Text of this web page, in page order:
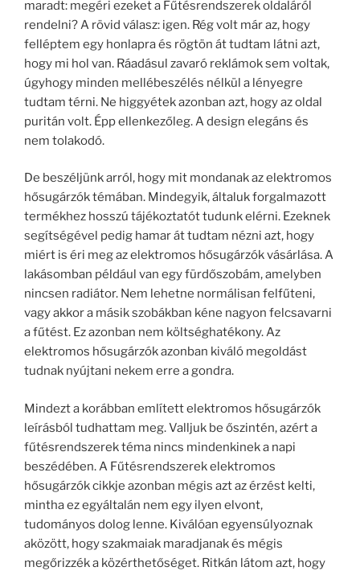
maradt: megéri ezeket a Fűtésrendszerek oldaláról
rendelni? A rövid válasz: igen. Rég volt már az, hogy
felléptem egy honlapra és rögtön át tudtam látni azt,
hogy mi hol van. Ráadásul zavaró reklámok sem voltak,
úgyhogy minden mellébeszélés nélkül a lényegre
tudtam térni. Ne higgyétek azonban azt, hogy az oldal
puritán volt. Épp ellenkezőleg. A design elegáns és
nem tolakodó.
De beszéljünk arról, hogy mit mondanak az elektromos
hősugárzók témában. Mindegyik, általuk forgalmazott
termékhez hosszú tájékoztatót tudunk elérni. Ezeknek
segítségével pedig hamar át tudtam nézni azt, hogy
miért is éri meg az elektromos hősugárzók vásárlása. A
lakásomban például van egy fürdőszobám, amelyben
nincsen radiátor. Nem lehetne normálisan felfűteni,
vagy akkor a másik szobákban kéne nagyon felcsavarni
a fűtést. Ez azonban nem költséghatékony. Az
elektromos hősugárzók azonban kiváló megoldást
tudnak nyújtani nekem erre a gondra.
Mindezt a korábban említett elektromos hősugárzók
leírásból tudhattam meg. Valljuk be őszintén, azért a
fűtésrendszerek téma nincs mindenkinek a napi
beszédében. A Fűtésrendszerek elektromos
hősugárzók cikkje azonban mégis azt az érzést kelti,
mintha ez egyáltalán nem egy ilyen elvont,
tudományos dolog lenne. Kiválóan egyensúlyoznak
aközött, hogy szakmaiak maradjanak és mégis
megőrizzék a közérthetőséget. Ritkán látom azt, hogy